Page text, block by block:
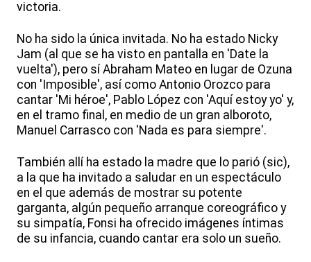
victoria.
No ha sido la única invitada. No ha estado Nicky
Jam (al que se ha visto en pantalla en 'Date la
vuelta'), pero sí Abraham Mateo en lugar de Ozuna
con 'Imposible', así como Antonio Orozco para
cantar 'Mi héroe', Pablo López con 'Aquí estoy yo' y,
en el tramo final, en medio de un gran alboroto,
Manuel Carrasco con 'Nada es para siempre'.
También allí ha estado la madre que lo parió (sic),
a la que ha invitado a saludar en un espectáculo
en el que además de mostrar su potente
garganta, algún pequeño arranque coreográfico y
su simpatía, Fonsi ha ofrecido imágenes íntimas
de su infancia, cuando cantar era solo un sueño.